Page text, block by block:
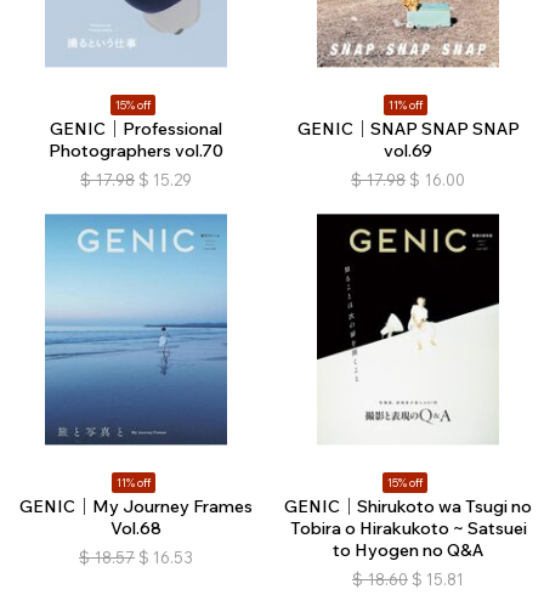
15% off
GENIC｜Professional
Photographers vol.70
$ 17.98 $ 15.29
11% off
GENIC｜SNAP SNAP SNAP
vol.69
$ 17.98 $ 16.00
11% off
GENIC｜My Journey Frames
Vol.68
$ 18.57 $ 16.53
15% off
GENIC｜Shirukoto wa Tsugi no
Tobira o Hirakukoto ~ Satsuei
to Hyogen no Q&A
$ 18.60 $ 15.81